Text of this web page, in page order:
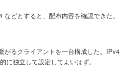
どとすると、配布内容を確認できた。
がるクライアントを一台構成した。IPv4
に独立して設定してよいはず。